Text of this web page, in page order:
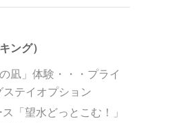
ング）
凪」体験・・・プライ
テイオプション
「望水どっとこむ！」